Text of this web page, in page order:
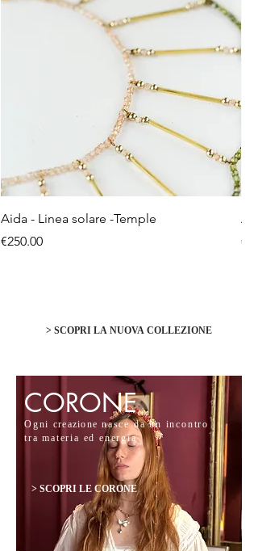
Aida - Linea solare -Temple
Price
€250.00
> SCOPRI LA NUOVA COLLEZIONE
Ogni creazione nasce da un incontro
tra materia ed energia
> SCOPRI LE CORONE
CORONE